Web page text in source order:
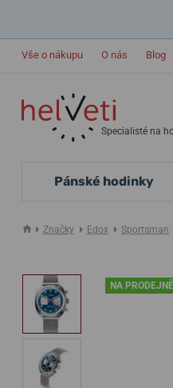
Vše o nákupu O nás Blog
Specialisté na
Pánské hodinky
Značky Edox Sportsman
NA PRODEJNĚ